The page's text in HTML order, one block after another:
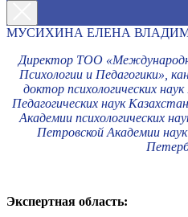
МУСИХИНА ЕЛЕНА
Директор ТОО
Психологии и Педагогики»,
доктор психологических
Педагогических наук
Академии психологических
Петровской Академии
Экспертная область: